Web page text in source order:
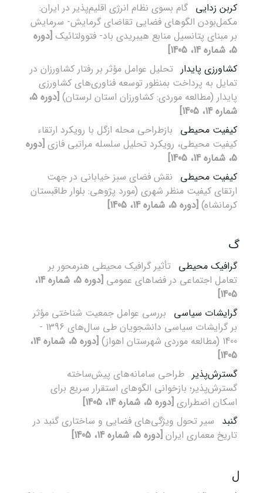
کربن زدایی گام بسوی نظام انرژی اقلیم‌پذیر در ایران:
مکمل‌بودن الگوهای فضایی تقاضای گرمایش- سرمایش
بر مبنای پتانسیل منابع هیبریدی باد- فتوولتائیک [دوره
5، شماره 14، 1405]
کشاورزی پایدار تحلیل عوامل مؤثر بر رفتار کشاورزان در
تمایل به پرداخت بمنظور توسعه فناوری‌های کشاورزی
پایدار (مطالعه موردی: کشاورزان استان لرستان)
[دوره 5،
شماره 14، 1405]
کیفیت محیطی بازطراحی محله ازگل با رویکرد ارتقاء
کیفیت محیطی، رویکرد تحلیل سلسله مراتبی فازی [دوره
5، شماره 14، 1405]
کیفیت محیطی نقش فضای سبز خیابانی در جهت
ارتقای کیفیت منظر شهری (مورد پژوهی: بلوار طاقبستان
کرمانشاه) [دوره 5، شماره 14، 1405]
گ
گرافیک محیطی تأثیر گرافیک محیطی هنرمحور بر
تعامل اجتماعی در فضاهای عمومی
[دوره 5، شماره 14،
1405]
گرایشات سیاسی بررسی عوامل جمعیت شناختی مؤثر
بر گرایشات سیاسی دانشجویان طی سال‌های 1396 -
1400 (مطالعه موردی شهرستان اهواز)
[دوره 5، شماره 14،
1405]
گسترش‌پذیر طراحی سامانه‌های پیش‌ساخته
گسترش‌پذیر؛ بازخوانی الگوهای استقرار سریع برای
اسکان اضطراری [دوره 5، شماره 14، 1405]
گنبد سیر تحول ویژگی‌های فضایی و ساختاری گنبد در
تاریخ معماری ایران [دوره 5، شماره 14، 1405]
ل